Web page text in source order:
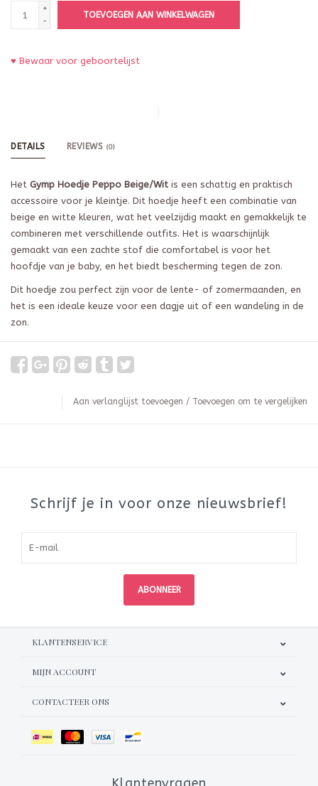
+
-
TOEVOEGEN AAN WINKELWAGEN
♥ Bewaar voor geboortelijst
DETAILS REVIEWS (0)
Het Gymp Hoedje Peppo Beige/Wit is een schattig en praktisch
accessoire voor je kleintje. Dit hoedje heeft een combinatie van
beige en witte kleuren, wat het veelzijdig maakt en gemakkelijk te
combineren met verschillende outfits. Het is waarschijnlijk
gemaakt van een zachte stof die comfortabel is voor het
hoofdje van je baby, en het biedt bescherming tegen de zon.
Dit hoedje zou perfect zijn voor de lente- of zomermaanden, en
het is een ideale keuze voor een dagje uit of een wandeling in de
zon.
Aan verlanglijst toevoegen / Toevoegen om te vergelijken
Schrijf je in voor onze nieuwsbrief!
ABONNEER
KLANTENSERVICE
MIJN ACCOUNT
CONTACTEER ONS